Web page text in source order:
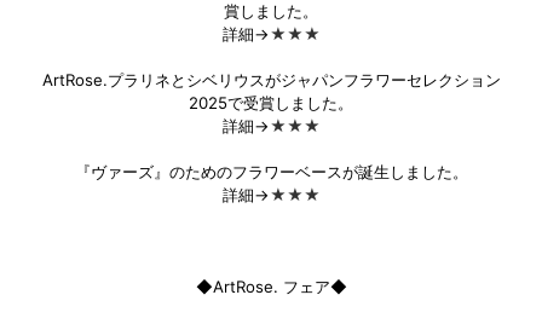
賞しました。
詳細→★★★
ArtRose.プラリネとシベリウスがジャパンフラワーセレクション
2025で受賞しました。
詳細→★★★
『ヴァーズ』のためのフラワーベースが誕生しました。
詳細→★★★
◆ArtRose. フェア◆